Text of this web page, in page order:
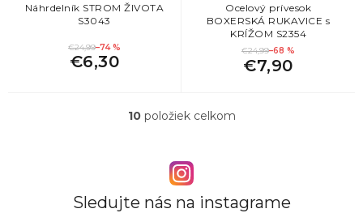
Náhrdelník STROM ŽIVOTA
S3043
€24,99–74 %
€6,30
Ocelový prívesok
BOXERSKÁ RUKAVICE s
KRÍŽOM S2354
€24,99–68 %
€7,90
O
á
d
a
10položiek celkom
Sledujte nás na instagrame